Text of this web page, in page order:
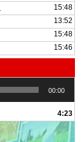
15:48
13:52
15:48
15:46
00:00
4:23